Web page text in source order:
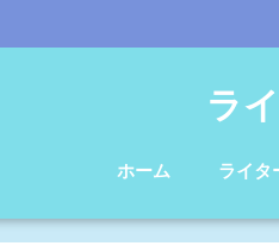
ラ
ホーム ライタ